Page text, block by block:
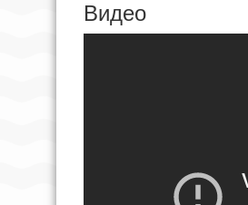
Видео